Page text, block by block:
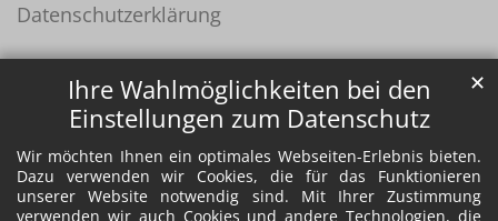
Ihre Wahlmöglichkeiten bei den
Einstellungen zum Datenschutz
Wir möchten Ihnen ein optimales Webseiten-Erlebnis bieten.
Dazu verwenden wir Cookies, die für das Funktionieren
unserer Website notwendig sind. Mit Ihrer Zustimmung
verwenden wir auch Cookies und andere Technologien, die
✕
Datenschutzerklärung